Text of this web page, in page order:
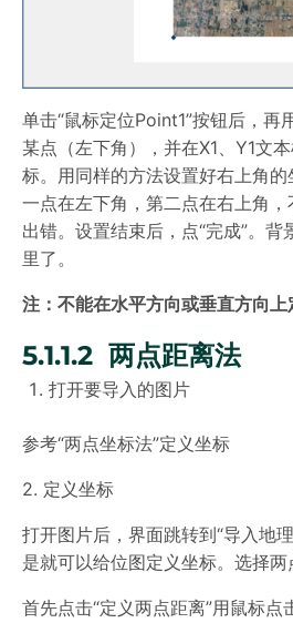
单击“鼠标定位Point1”按钮后，再
某点（左下角），并在X1、Y1文
标。用同样的方法设置好右上角
一点在左下角，第二点在右上角
出错。设置结束后，点“完成”。
里了。
注：不能在水平方向或垂直方向上
5.1.1.2 两点距离法
打开要导入的图片
参考“两点坐标法”定义坐标
2. 定义坐标
打开图片后，界面跳转到“导入地
是就可以给位图定义坐标。选择两
首先点击“定义两点距离”用鼠标点